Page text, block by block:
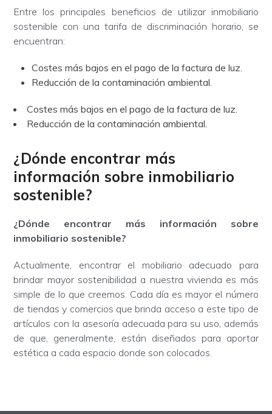
Entre los principales beneficios de utilizar inmobiliario
sostenible con una tarifa de discriminación horario, se
encuentran:
Costes más bajos en el pago de la factura de luz.
Reducción de la contaminación ambiental.
Costes más bajos en el pago de la factura de luz.
Reducción de la contaminación ambiental.
¿Dónde encontrar más
información sobre inmobiliario
sostenible?
¿Dónde encontrar más información sobre
inmobiliario sostenible?
Actualmente, encontrar el mobiliario adecuado para
brindar mayor sostenibilidad a nuestra vivienda es más
simple de lo que creemos. Cada día es mayor el número
de tiendas y comercios que brinda acceso a este tipo de
artículos con la asesoría adecuada para su uso, además
de que, generalmente, están diseñados para aportar
estética a cada espacio donde son colocados.